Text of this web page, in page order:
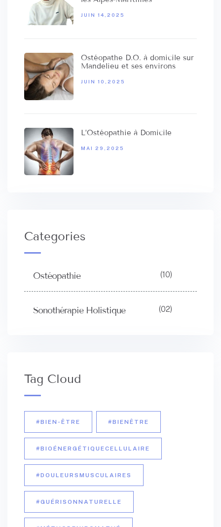
JUIN 14,2025
Ostéopathe D.O. à domicile sur
Mandelieu et ses environs
JUIN 10,2025
L’Ostéopathie à Domicile
MAI 29,2025
Categories
Ostéopathie (10)
Sonothérapie Holistique (02)
Tag Cloud
#BIEN-ÊTRE #BIENÊTRE
#BIOÉNERGÉTIQUECELLULAIRE
#DOULEURSMUSCULAIRES
#GUÉRISONNATURELLE